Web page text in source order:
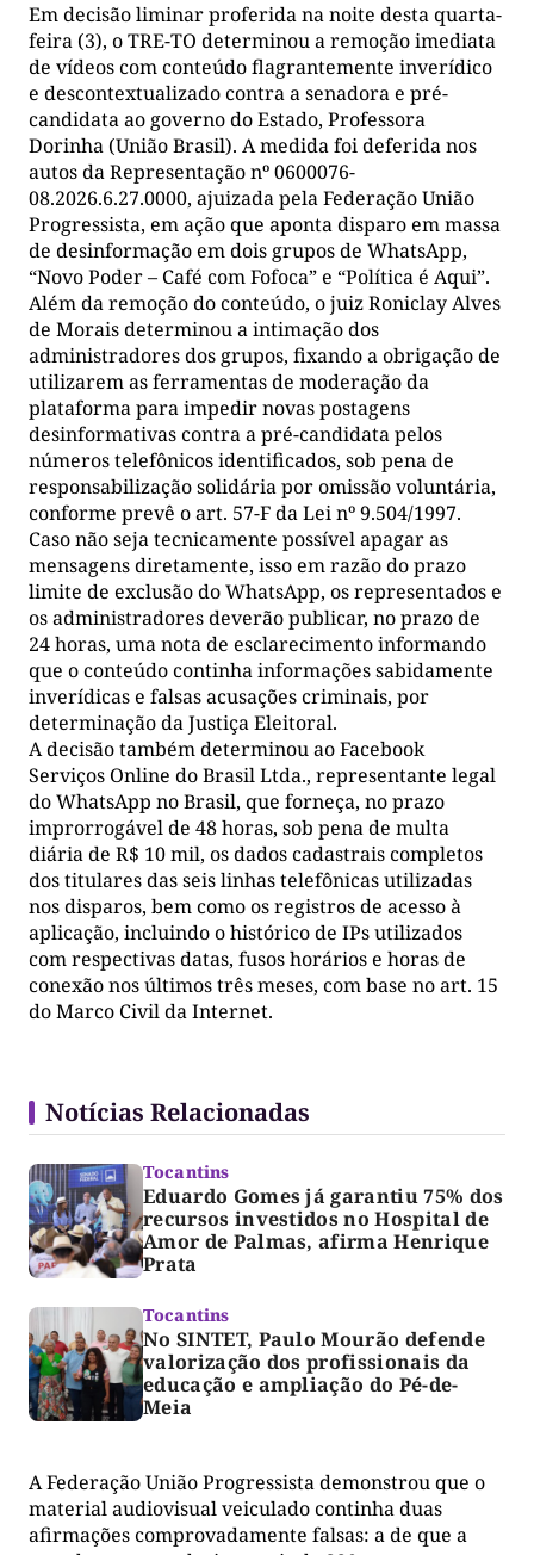
Em decisão liminar proferida na noite desta quarta-
feira (3), o TRE-TO determinou a remoção imediata
de vídeos com conteúdo flagrantemente inverídico
e descontextualizado contra a senadora e pré-
candidata ao governo do Estado, Professora
Dorinha (União Brasil). A medida foi deferida nos
autos da Representação nº 0600076-
08.2026.6.27.0000, ajuizada pela Federação União
Progressista, em ação que aponta disparo em massa
de desinformação em dois grupos de WhatsApp,
“Novo Poder – Café com Fofoca” e “Política é Aqui”.
Além da remoção do conteúdo, o juiz Roniclay Alves
de Morais determinou a intimação dos
administradores dos grupos, fixando a obrigação de
utilizarem as ferramentas de moderação da
plataforma para impedir novas postagens
desinformativas contra a pré-candidata pelos
números telefônicos identificados, sob pena de
responsabilização solidária por omissão voluntária,
conforme prevê o art. 57-F da Lei nº 9.504/1997.
Caso não seja tecnicamente possível apagar as
mensagens diretamente, isso em razão do prazo
limite de exclusão do WhatsApp, os representados e
os administradores deverão publicar, no prazo de
24 horas, uma nota de esclarecimento informando
que o conteúdo continha informações sabidamente
inverídicas e falsas acusações criminais, por
determinação da Justiça Eleitoral.
A decisão também determinou ao Facebook
Serviços Online do Brasil Ltda., representante legal
do WhatsApp no Brasil, que forneça, no prazo
improrrogável de 48 horas, sob pena de multa
diária de R$ 10 mil, os dados cadastrais completos
dos titulares das seis linhas telefônicas utilizadas
nos disparos, bem como os registros de acesso à
aplicação, incluindo o histórico de IPs utilizados
com respectivas datas, fusos horários e horas de
conexão nos últimos três meses, com base no art. 15
do Marco Civil da Internet.
Notícias Relacionadas
Tocantins
Eduardo Gomes já garantiu 75% dos
recursos investidos no Hospital de
Amor de Palmas, afirma Henrique
Prata
Tocantins
No SINTET, Paulo Mourão defende
valorização dos profissionais da
educação e ampliação do Pé-de-
Meia
A Federação União Progressista demonstrou que o
material audiovisual veiculado continha duas
afirmações comprovadamente falsas: a de que a